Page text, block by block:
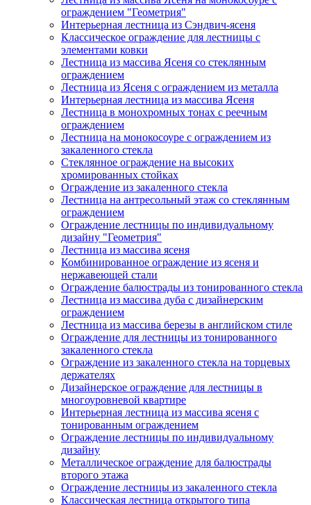
ограждением "Геометрия"
Интерьерная лестница из Сэндвич-ясеня
Классическое ограждение для лестницы с
элементами ковки
Лестница из массива Ясеня со стеклянным
ограждением
Лестница из Ясеня с ограждением из металла
Интерьерная лестница из массива Ясеня
Лестница в монохромных тонах с реечным
ограждением
Лестница на монокосоуре с ограждением из
закаленного стекла
Стеклянное ограждение на высоких
хромированных стойках
Ограждение из закаленного стекла
Лестница на антресольный этаж со стеклянным
ограждением
Ограждение лестницы по индивидуальному
дизайну "Геометрия"
Лестница из массива ясеня
Комбинированное ограждение из ясеня и
нержавеющей стали
Ограждение балюстрады из тонированного стекла
Лестница из массива дуба с дизайнерским
ограждением
Лестница из массива березы в английском стиле
Ограждение для лестницы из тонированного
закаленного стекла
Ограждение из закаленного стекла на торцевых
держателях
Дизайнерское ограждение для лестницы в
многоуровневой квартире
Интерьерная лестница из массива ясеня с
тонированным ограждением
Ограждение лестницы по индивидуальному
дизайну
Металлическое ограждение для балюстрады
второго этажа
Ограждение лестницы из закаленного стекла
Классическая лестница открытого типа